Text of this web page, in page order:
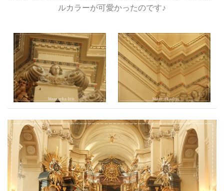
ルカラーが可愛かったのです♪